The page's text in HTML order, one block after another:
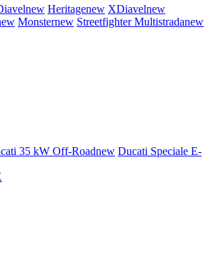
new Heritagenew XDiavelnew
Monsternew StreetfighterMultistradanew
35 kW Off-Roadnew Ducati Speciale E-